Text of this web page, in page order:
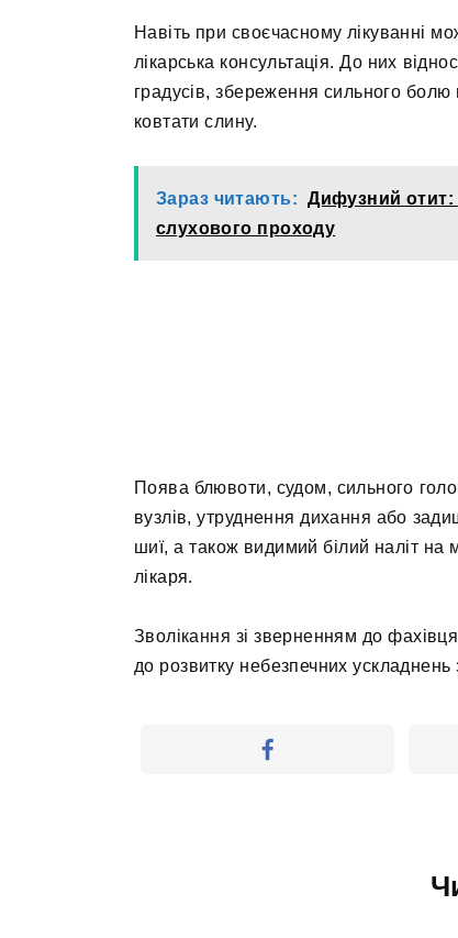
Навіть при своєчасному лікуванні
лікарська консультація. До них
градусів, збереження сильного болю
ковтати слину.
Зараз читають: Дифузний отит:
слухового проходу
Поява блювоти, судом, сильного
вузлів, утруднення дихання або
шиї, а також видимий білий наліт на
лікаря.
Зволікання зі зверненням до
до розвитку небезпечних